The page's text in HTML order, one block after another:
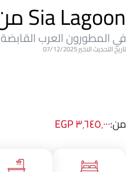
Sia Lagoon من شقة
في المطورون العرب القابضة
تاريخ التحديث الاخير 07/12/2025
من:٣٬٦٤٥٬٠٠٠ EGP